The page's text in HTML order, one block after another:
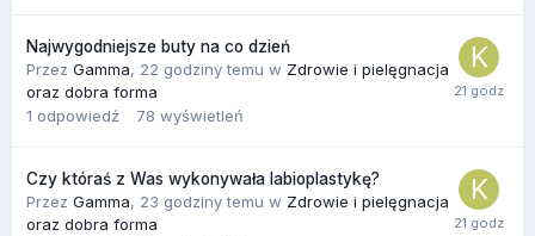
Najwygodniejsze buty na co dzień
Przez Gamma, 22 godziny temu w Zdrowie i pielęgnacja
oraz dobra forma
1 odpowiedź 78 wyświetleń
Czy któraś z Was wykonywała labioplastykę?
Przez Gamma, 23 godziny temu w Zdrowie i pielęgnacja
oraz dobra forma